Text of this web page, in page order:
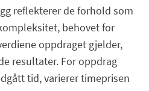
reflekterer de forhold som
behovet for
oppdraget gjelder,
resultater. For oppdrag
tid, varierer timeprisen